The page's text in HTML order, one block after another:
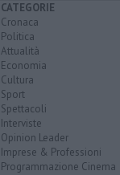
CATEGORIE
Cronaca
Politica
Attualità
Economia
Cultura
Sport
Spettacoli
Interviste
Opinion Leader
Imprese & Professioni
Programmazione Cinema